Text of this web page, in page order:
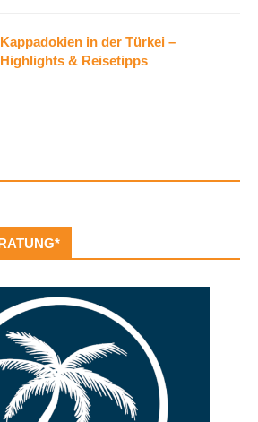
Kappadokien in der Türkei –
Highlights & Reisetipps